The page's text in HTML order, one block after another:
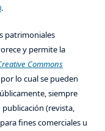
.
patrimoniales
y permite la
Commons
lo cual se pueden
siempre
(revista,
fines comerciales u